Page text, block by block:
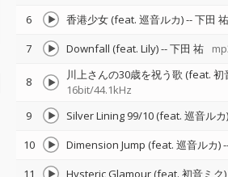
6
香港少女 (feat. 巡音ルカ)--下田 祐
7
Downfall (feat. Lily)--下田 祐
8 川上さんの30歳を祝う歌 (feat. 初
16bit/44.1kHz
9 Silver Lining 99/10 (feat. 巡音ルカ)
10
Dimension Jump (feat. 巡音ルカ)
11
Hysteric Glamour (feat. 初音ミク)